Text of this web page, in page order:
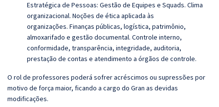
Estratégica de Pessoas: Gestão de Equipes e Squads. Clima
organizacional. Noções de ética aplicada às
organizações. Finanças públicas, logística, patrimônio,
almoxarifado e gestão documental. Controle interno,
conformidade, transparência, integridade, auditoria,
prestação de contas e atendimento a órgãos de controle.
O rol de professores poderá sofrer acréscimos ou supressões por
motivo de força maior, ficando a cargo do Gran as devidas
modificações.